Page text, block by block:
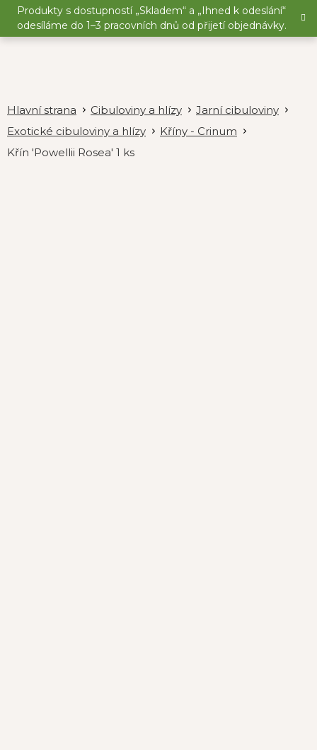
Přejít
obsah
Produkty s dostupností „Skladem“ a „Ihned k odeslání“
odesíláme do 1–3 pracovních dnů od přijetí objednávky.
Cibuloviny a hlízy
Jarní cibuloviny
Exotické cibuloviny a hlízy
Kříny - Crinum
Křín 'Powellii Rosea' 1 ks